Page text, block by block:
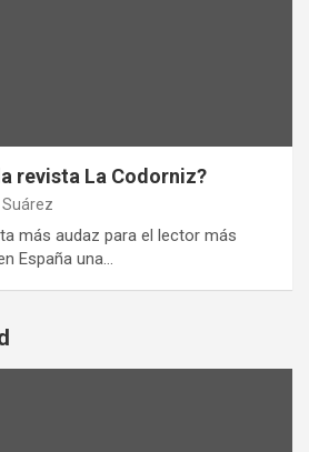
revista La Codorniz?
más audaz para el lector más
España una…